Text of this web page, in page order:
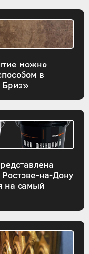
можно
в
Бриз»
Ростове-на-Дону
на самый